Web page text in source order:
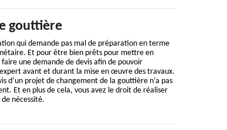
gouttière
qui demande pas mal de préparation en terme
Et pour être bien prêts pour mettre en
une demande de devis afin de pouvoir
avant et durant la mise en œuvre des travaux.
d’un projet de changement de la gouttière n’a pas
Et en plus de cela, vous avez le droit de réaliser
nécessité.